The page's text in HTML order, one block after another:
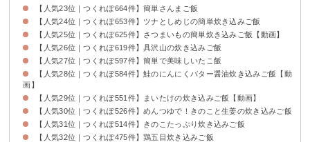
【人気23位｜つくれぽ664件】簡単さんまご飯
【人気24位｜つくれぽ653件】ツナとしめじの簡単炊き込みご飯
【人気25位｜つくれぽ625件】さつまいもの簡単炊き込みご飯【動画】
【人気26位｜つくれぽ619件】具沢山の炊き込みご飯
【人気27位｜つくれぽ597件】簡単で美味しいたこ飯
【人気28位｜つくれぽ584件】鮭のにんにくバター醤油炊き込みご飯【動
画】
【人気29位｜つくれぽ551件】まいたけの炊き込みご飯【動画】
【人気30位｜つくれぽ526件】めんつゆで！きのこと生姜の炊き込みご飯
【人気31位｜つくれぽ514件】きのこたっぷり炊き込みご飯
【人気32位｜つくれぽ475件】鶏五目炊き込みご飯